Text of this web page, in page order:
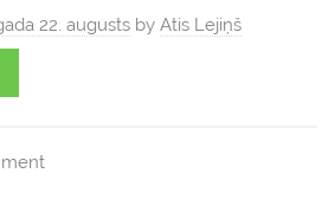
22. augusts by Atis Lejiņš